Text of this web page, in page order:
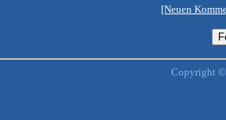
[Neuen
Copyright ©